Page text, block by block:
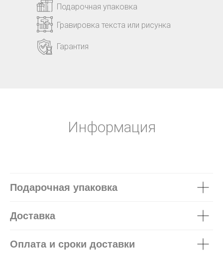
Подарочная упаковка
Гравировка текста или рисунка
Гарантия
Информация
Подарочная упаковка
Доставка
Оплата и сроки доставки